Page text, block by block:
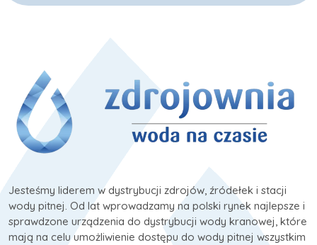
Jesteśmy liderem w dystrybucji zdrojów, źródełek i stacji
wody pitnej. Od lat wprowadzamy na polski rynek najlepsze i
sprawdzone urządzenia do dystrybucji wody kranowej, które
mają na celu umożliwienie dostępu do wody pitnej wszystkim